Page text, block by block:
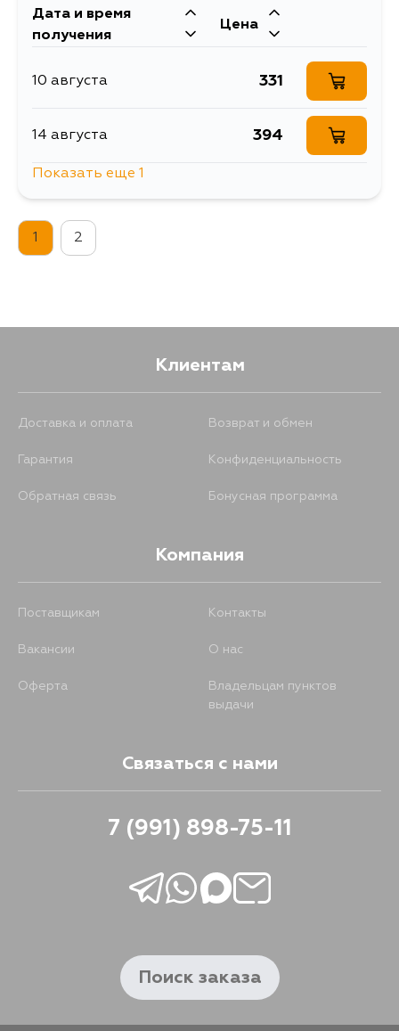
Дата и время
получения
Цена
10 августа 331
14 августа 394
Показать еще 1
1 2
Клиентам
Доставка и оплата Возврат и обмен
Гарантия Конфиденциальность
Обратная связь Бонусная программа
Компания
Поставщикам Контакты
Вакансии О нас
Оферта
Владельцам пунктов
выдачи
Связаться с нами
7 (991) 898-75-11
Поиск заказа